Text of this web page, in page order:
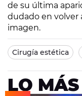
de su última
dudado en volver
imagen.
Cirugía estética
LO MÁS